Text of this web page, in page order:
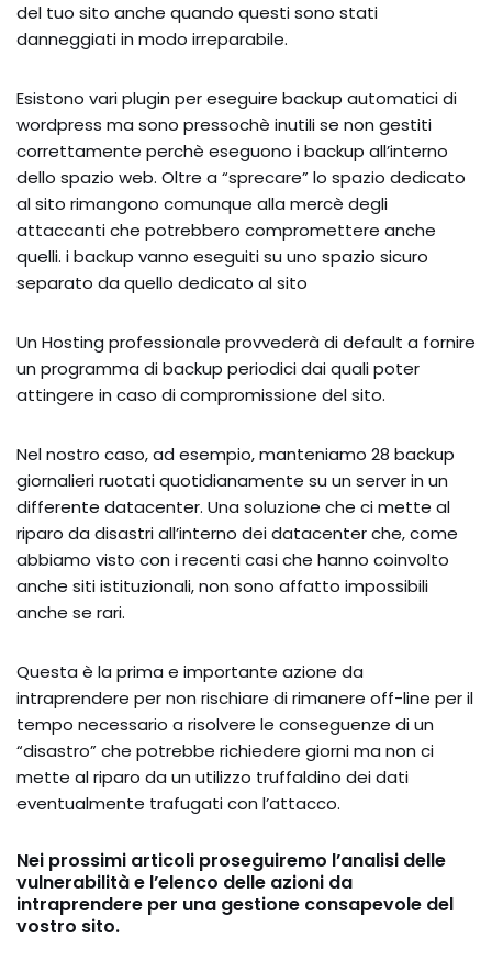
del tuo sito anche quando questi sono stati
danneggiati in modo irreparabile.
Esistono vari plugin per eseguire backup automatici di
wordpress ma sono pressochè inutili se non gestiti
correttamente perchè eseguono i backup all’interno
dello spazio web. Oltre a “sprecare” lo spazio dedicato
al sito rimangono comunque alla mercè degli
attaccanti che potrebbero compromettere anche
quelli. i backup vanno eseguiti su uno spazio sicuro
separato da quello dedicato al sito
Un Hosting professionale provvederà di default a fornire
un programma di backup periodici dai quali poter
attingere in caso di compromissione del sito.
Nel nostro caso, ad esempio, manteniamo 28 backup
giornalieri ruotati quotidianamente su un server in un
differente datacenter. Una soluzione che ci mette al
riparo da disastri all’interno dei datacenter che, come
abbiamo visto con i recenti casi che hanno coinvolto
anche siti istituzionali, non sono affatto impossibili
anche se rari.
Questa è la prima e importante azione da
intraprendere per non rischiare di rimanere off-line per il
tempo necessario a risolvere le conseguenze di un
“disastro” che potrebbe richiedere giorni ma non ci
mette al riparo da un utilizzo truffaldino dei dati
eventualmente trafugati con l’attacco.
Nei prossimi articoli proseguiremo l’analisi delle
vulnerabilità e l’elenco delle azioni da
intraprendere per una gestione consapevole del
vostro sito.